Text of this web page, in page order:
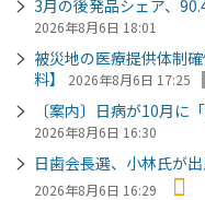
3月の後発品シェア、
2026年8月6日 18:01
被災地の医療提供体
料】
2026年8月6日 17:25
〔案内〕日病が10月に
2026年8月6日 16:30
日歯会長選、小林氏
2026年8月6日 16:29